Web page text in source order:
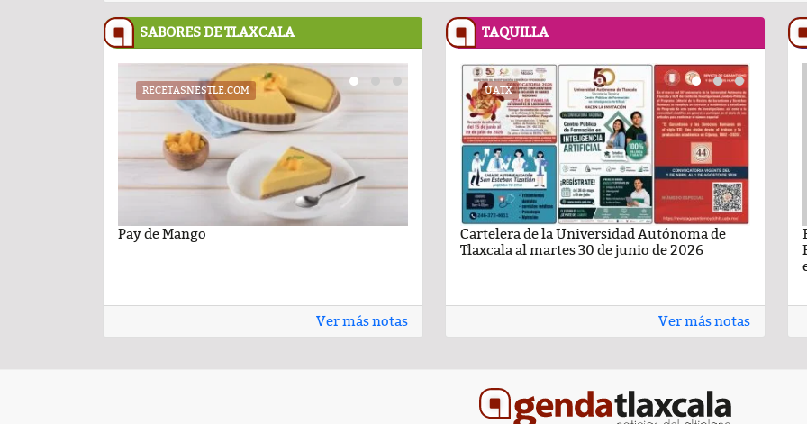
SABORES DE TLAXCALA
RECETASNESTLE.COM
Pay de Mango
RECETASNESTLE.COM
Flan Napolitano
Carlota de
casero
Ver más notas
TAQUILLA
Autónoma de
UATX
Cartelera de la Universidad Autónoma de
UATX
Cartelera de la Universidad Autónoma de
Tlaxcala al martes 30 de junio de 2026
Ver más notas
PODCAST
Comentario por el Dr. Fernando León Nava
PODCAST
Comentario por Raul Avila Ortiz del día 22-
Enero-2026